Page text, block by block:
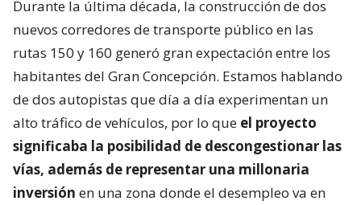
Durante la última década, la construcción de dos
nuevos corredores de transporte público en las
rutas 150 y 160 generó gran expectación entre los
habitantes del Gran Concepción. Estamos hablando
de dos autopistas que día a día experimentan un
alto tráfico de vehículos, por lo que el proyecto
significaba la posibilidad de descongestionar las
vías, además de representar una millonaria
inversión en una zona donde el desempleo va en